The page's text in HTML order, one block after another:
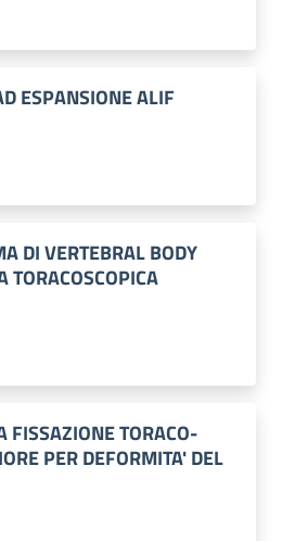
ESPANSIONE ALIF
DI VERTEBRAL BODY
TORACOSCOPICA
FISSAZIONE TORACO-
PER DEFORMITA' DEL